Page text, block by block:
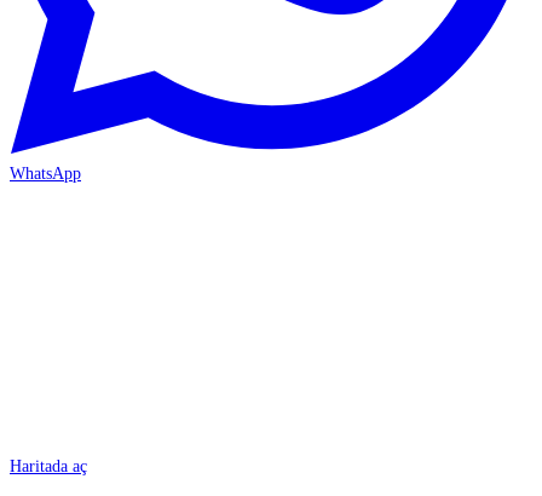
WhatsApp
Haritada aç